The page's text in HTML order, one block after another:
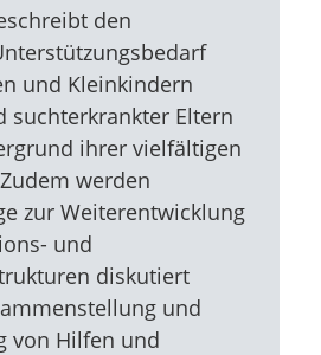
den
und Kleinkindern
suchterkrankter Eltern
ihrer vielfältigen
werden
zur Weiterentwicklung
und
diskutiert
und
von Hilfen und